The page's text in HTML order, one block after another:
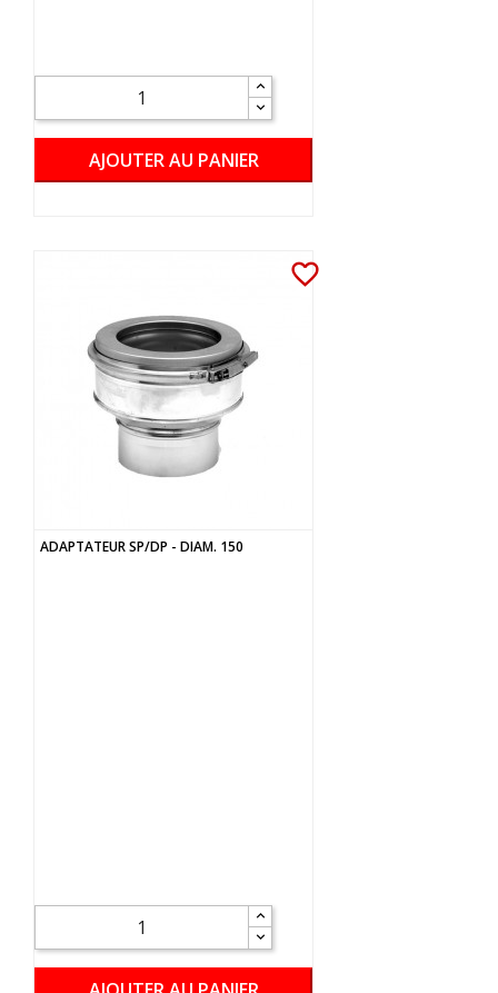
AJOUTER AU PANIER
favorite_border
ADAPTATEUR SP/DP - DIAM. 150